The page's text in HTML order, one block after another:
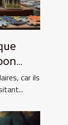
car ils